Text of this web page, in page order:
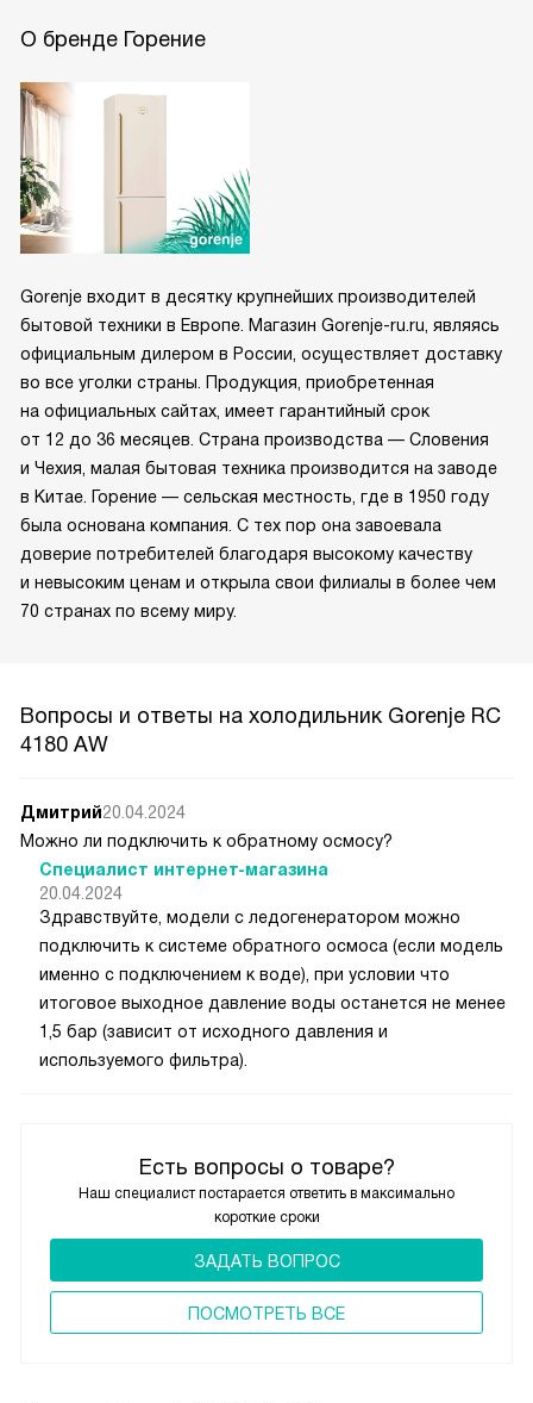
О бренде Горение
Gorenje входит в десятку крупнейших производителей
бытовой техники в Европе. Магазин Gorenje-ru.ru, являясь
официальным дилером в России, осуществляет доставку
во все уголки страны. Продукция, приобретенная
на официальных сайтах, имеет гарантийный срок
от 12 до 36 месяцев. Страна производства — Словения
и Чехия, малая бытовая техника производится на заводе
в Китае. Горение — сельская местность, где в 1950 году
была основана компания. С тех пор она завоевала
доверие потребителей благодаря высокому качеству
и невысоким ценам и открыла свои филиалы в более чем
70 странах по всему миру.
Вопросы и ответы на холодильник Gorenje RC
4180 AW
Есть вопросы о товаре?
Наш специалист постарается ответить в максимально
короткие сроки
ЗАДАТЬ ВОПРОС
ПОCМОТРЕТЬ ВСЕ
Дмитрий20.04.2024
Можно ли подключить к обратному осмосу?
Специалист интернет-магазина
20.04.2024
Здравствуйте, модели с ледогенератором можно
подключить к системе обратного осмоса (если модель
именно с подключением к воде), при условии что
итоговое выходное давление воды останется не менее
1,5 бар (зависит от исходного давления и
используемого фильтра).